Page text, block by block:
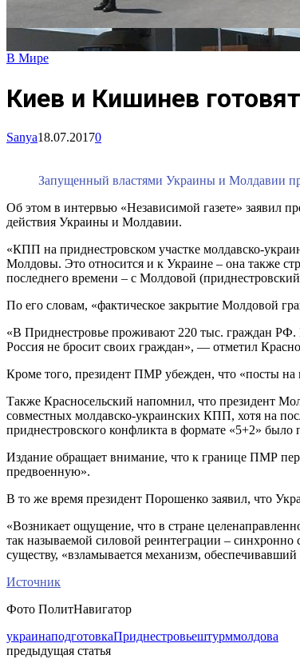
В Мире
Киев и Кишинев
Sanya18.07.20170
Запущенный властями Украины и Молдавии
Об этом в интервью «Независимой газете» заявил
действия Украины и Молдавии.
«КПП на приднестровском участке молдавско-
Молдовы. Это относится и к Украине – она также
последнего времени – с Молдовой
По его словам, «фактическое закрытие Молдовой
«В Приднестровье проживают 220 тыс. граждан РФ.
Россия не бросит своих граждан», — отметил
Кроме того, президент ПМР убежден, что «посты на
Также Красносельский напомнил, что президент
совместных молдавско-украинских КПП, хотя на
приднестровского конфликта в формате «5+2» было
Издание обращает внимание, что к границе ПМР
предвоенную».
В то же время президент Порошенко заявил, что
«Возникает ощущение, что в стране
так называемой силовой реинтеграции –
существу, «взламывается механизм,
Источник
Фото ПолитНавигатор
украинаподготовкаПриднестровьештурммолдова
предыдущая статья